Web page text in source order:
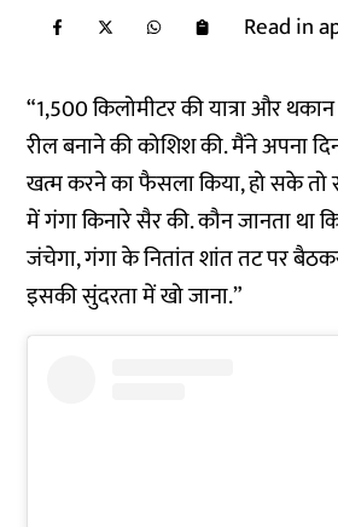
Read in
“1,500 किलोमीटर की यात्रा और
रील बनाने की कोशिश की. मैंने अपना
खत्म करने का फैसला किया, हो सके तो
में गंगा किनारे सैर की. कौन जानता था
जंचेगा, गंगा के नितांत शांत तट पर
इसकी सुंदरता में खो जाना.”